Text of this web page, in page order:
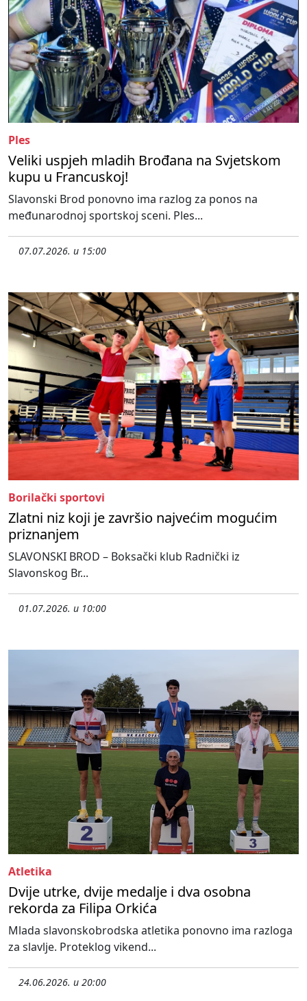
Ples
Veliki uspjeh mladih Brođana na Svjetskom
kupu u Francuskoj!
Slavonski Brod ponovno ima razlog za ponos na
međunarodnoj sportskoj sceni. Ples...
07.07.2026. u 15:00
Borilački sportovi
Zlatni niz koji je završio najvećim mogućim
priznanjem
SLAVONSKI BROD – Boksački klub Radnički iz
Slavonskog Br...
01.07.2026. u 10:00
Atletika
Dvije utrke, dvije medalje i dva osobna
rekorda za Filipa Orkića
Mlada slavonskobrodska atletika ponovno ima razloga
za slavlje. Proteklog vikend...
24.06.2026. u 20:00